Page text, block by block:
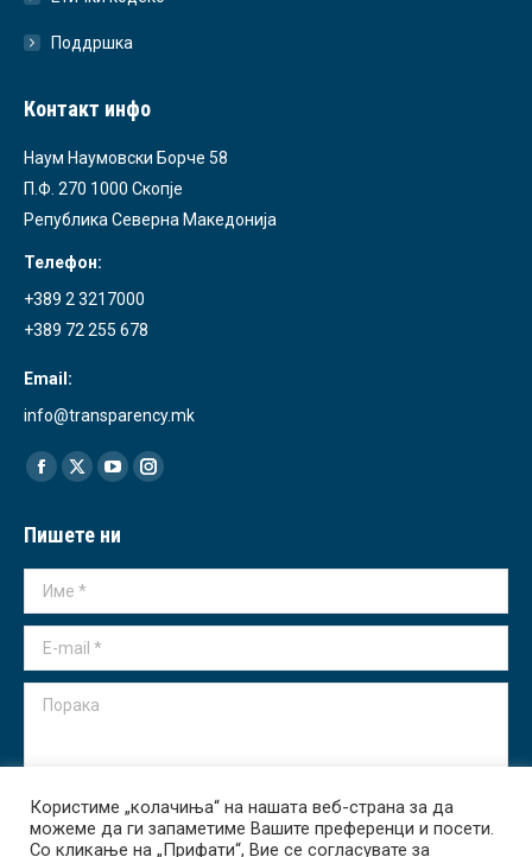
Поддршка
Контакт инфо
Наум Наумовски Борче 58
П.Ф. 270 1000 Скопје
Република Северна Македонија
Телефон:
+389 2 3217000
+389 72 255 678
Email:
info@transparency.mk
Find us on:
Facebook
opens
in
X
opens
in
YouTube
opens
in
Instagram
in
Пишете ни
Име *
E-mail *
Порака
Испрати
Користиме „колачиња“ на нашата веб-страна за да
можеме да ги запаметиме Вашите преференци и посети.
Со кликање на „Прифати“, Вие се согласувате за